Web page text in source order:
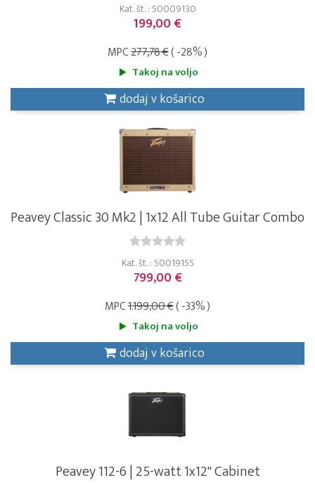
Kat. št. : 50009130
199,00 €
MPC277,78 €( -28% )
Takoj na voljo
dodaj v košarico
Peavey Classic 30 Mk2 | 1x12 All Tube Guitar Combo
Kat. št. : 50019155
799,00 €
MPC1.199,00 €( -33% )
Takoj na voljo
dodaj v košarico
Peavey 112-6 | 25-watt 1x12" Cabinet